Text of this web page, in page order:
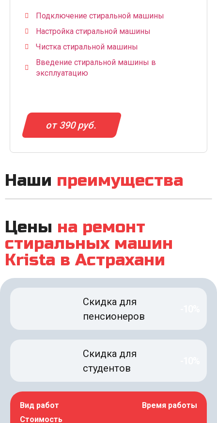
Подключение стиральной машины
Настройка стиральной машины
Чистка стиральной машины
Введение стиральной машины в
эксплуатацию
от 390 руб.
Наши преимущества
Цены на ремонт
стиральных машин
Krista в Астрахани
Скидка для
пенсионеров
Скидка для
студентов
Вид работ
Стоимость
Время работы